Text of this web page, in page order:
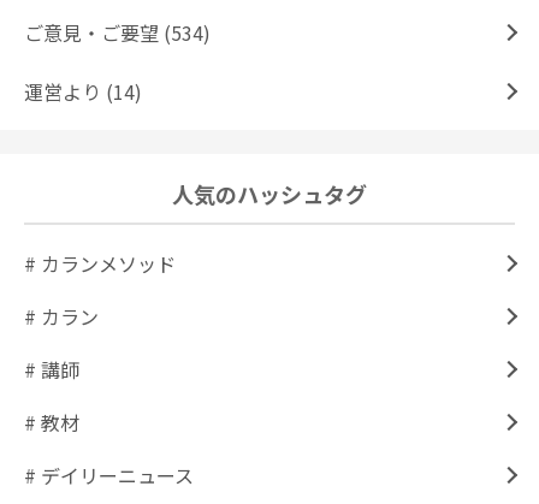
ご意見・ご要望 (534)
運営より (14)
人気のハッシュタグ
# カランメソッド
# カラン
# 講師
# 教材
# デイリーニュース